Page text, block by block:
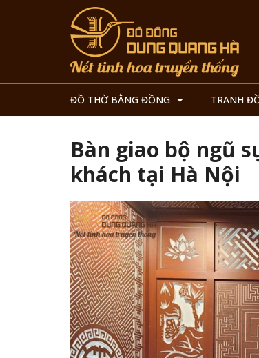
ĐỒ THỜ BẰNG ĐỒNG TRANH
Bàn giao bộ ngũ
khách tại Hà Nội